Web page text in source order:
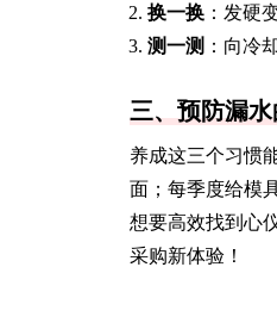
换一换 ：发硬
测一测 ：向冷
三、预防漏
养成这三个习惯
面；每季度给模
想要高效找到心
采购新体验！